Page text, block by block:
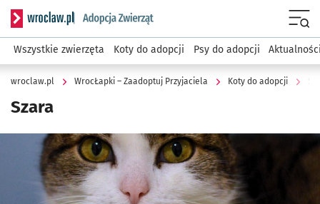
Serwis informacyjny wroclaw.pl podserwis: WrocŁapki –
Wszystkie zwierzęta Koty do adopcji Psy do adopcji
wroclaw.pl WrocŁapki – Zaadoptuj Przyjaciela Koty do adopcji
Szara
Kliknij, aby powiększyć